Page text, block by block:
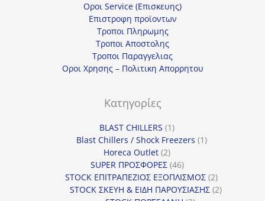
Οροι Service (Επισκευης)
Επιστροφη προϊοντων
Τροποι Πληρωμης
Τροποι Αποστολης
Τροποι Παραγγελιας
Οροι Χρησης – Πολιτικη Απορρητου
Κατηγορίες
BLAST CHILLERS 11
προϊόν
Blast Chillers / Shock Freezers 11
Horeca Outlet 22
προϊόντα
SUPER ΠΡΟΣΦΟΡΕΣ 4646
προϊόντα
STOCK ΕΠΙΤΡΑΠΕΖΙΟΣ ΕΞΟΠΛΙΣΜΟΣ 22
προϊόντα
STOCK ΣΚΕΥΗ & ΕΙΔΗ ΠΑΡΟΥΣΙΑΣΗΣ 22